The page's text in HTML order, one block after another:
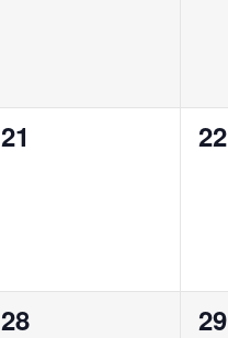
0
21
0
22
0
28
0
29